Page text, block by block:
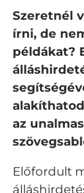
Szeretnél
írni, de
példákat?
az
Előfordult